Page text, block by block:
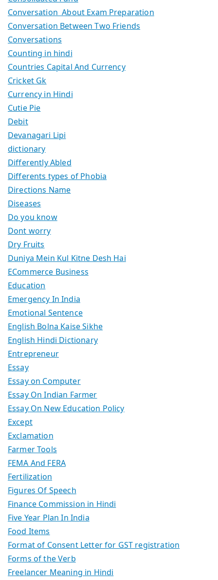
Conversation About Exam Preparation
Conversation Between Two Friends
Conversations
Counting in hindi
Countries Capital And Currency
Cricket Gk
Currency in Hindi
Cutie Pie
Debit
Devanagari Lipi
dictionary
Differently Abled
Differents types of Phobia
Directions Name
Diseases
Do you know
Dont worry
Dry Fruits
Duniya Mein Kul Kitne Desh Hai
ECommerce Business
Education
Emergency In India
Emotional Sentence
English Bolna Kaise Sikhe
English Hindi Dictionary
Entrepreneur
Essay
Essay on Computer
Essay On Indian Farmer
Essay On New Education Policy
Except
Exclamation
Farmer Tools
FEMA And FERA
Fertilization
Figures Of Speech
Finance Commission in Hindi
Five Year Plan In India
Food Items
Format of Consent Letter for GST registration
Forms of the Verb
Freelancer Meaning in Hindi